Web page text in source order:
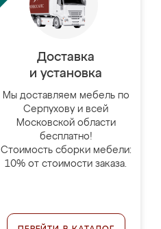
Доставка
и установка
Мы доставляем мебель по
Серпухову и всей
Московской области
бесплатно!
Стоимость сборки мебели:
10% от стоимости заказа.